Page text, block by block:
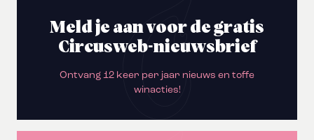
Meld je aan voor de gratis
Circusweb-nieuwsbrief
Ontvang 12 keer per jaar nieuws en toffe
winacties!